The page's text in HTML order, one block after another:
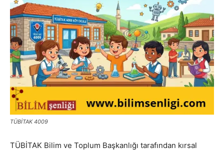
TÜBİTAK 4009
TÜBİTAK Bilim ve Toplum Başkanlığı tarafından kırsal